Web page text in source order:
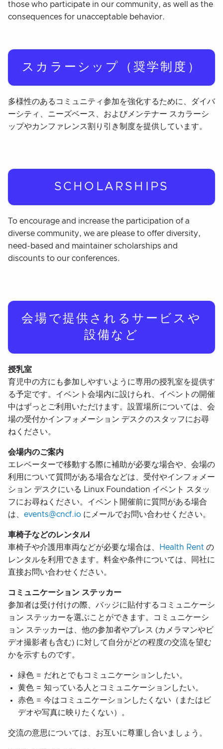
those who participate in our community, as well as the
consequences for unacceptable behavior.
スカラーシップ（奨学制度）
多様性のあるコミュニティ参加を強化するために、ダイバ
ーシティ、ニーズベース、およびメンテナー スカラーシ
ップやカンファレンス割り引き制度を提供しています。
SCHOLARSHIPS
To encourage and increase the participation of a
diverse community, we are please to offer diversity,
need-based and maintainer scholarships and
discounts to our conferences.
会場で提供されるサービスや
設備など
授乳室
育児中の方にも参加しやすいように専用の授乳室を提供す
る予定です。イベント会場内に設けられ、イベントの開催
中はずっとご利用いただけます。設置場所については、会
場の受付かインフォメーション デスクのスタッフにお尋
ねください。
会場内のご案内
エレベーターで移動する際に補助が必要な場合や、会場の
利用について質問がある場合などは、受付やインフォメー
ション デスクにいる Linux Foundation イベント スタッ
フにお尋ねください。イベント開催前に質問がある場合
は、 events@cncf.io にメールでお問い合わせください。
車椅子などのレンタルl
車椅子や介護用車両などが必要な場合は、
Health Rent の
レンタルを利用できます。料金や条件については、同社に
直接お問い合わせください。
コミュニケーション ステッカー
参加者は受け付けの際、バッジに貼付するコミュニケーシ
ョン ステッカーを選ぶことができます。コミュニケーシ
ョン ステッカーは、他の参加者やプレス (カメラマンやビ
デオ撮影者も含む) に対して自分がどの程度の交流を望む
かを示すものです。
緑色 = だれとでもコミュニケーションしたい。
黄色 = 知っている人とコミュニケーションしたい。
赤色 = 今はコミュニケーションしたくない（またはビ
デオや写真に映りたくない）。
交流の意思については、お互いに尊重し合いましょう。